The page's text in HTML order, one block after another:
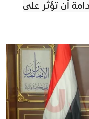
أن تؤثر على